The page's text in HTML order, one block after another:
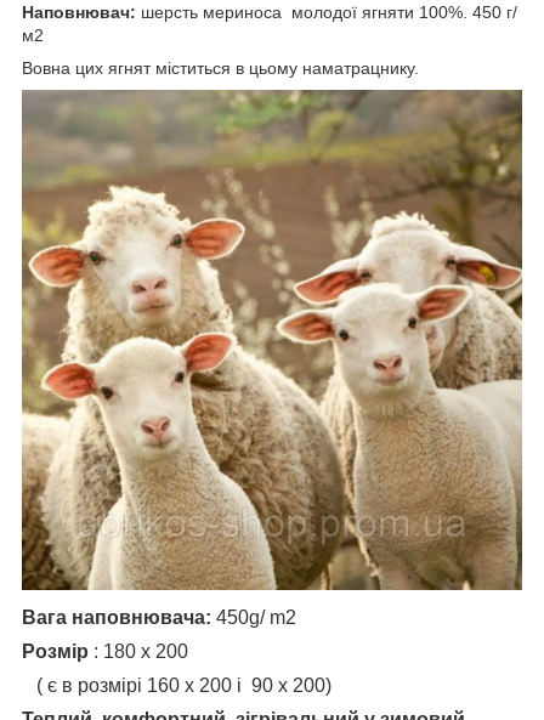
Наповнювач: шерсть мериноса молодої ягняти 100%. 450 г/
м2
Вовна цих ягнят міститься в цьому наматрацнику.
Вага наповнювача: 450g/ m2
Розмір : 180 х 200
( є в розмірі 160 х 200 і 90 х 200)